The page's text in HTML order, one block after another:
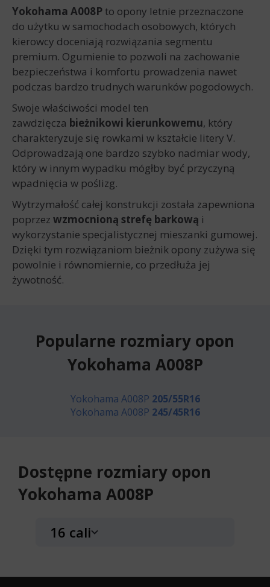
Yokohama A008P to opony letnie przeznaczone
do użytku w samochodach osobowych, których
kierowcy doceniają rozwiązania segmentu
premium. Ogumienie to pozwoli na zachowanie
bezpieczeństwa i komfortu prowadzenia nawet
podczas bardzo trudnych warunków pogodowych.
Swoje właściwości model ten
zawdzięcza bieżnikowi kierunkowemu, który
charakteryzuje się rowkami w kształcie litery V.
Odprowadzają one bardzo szybko nadmiar wody,
który w innym wypadku mógłby być przyczyną
wpadnięcia w poślizg.
Wytrzymałość całej konstrukcji została zapewniona
poprzez wzmocnioną strefę barkową i
wykorzystanie specjalistycznej mieszanki gumowej.
Dzięki tym rozwiązaniom bieżnik opony zużywa się
powolnie i równomiernie, co przedłuża jej
żywotność.
Popularne rozmiary opon
Yokohama A008P
Yokohama A008P 205/55R16
Yokohama A008P 245/45R16
Dostępne rozmiary opon
Yokohama A008P
16 cali
Yokohama A008P